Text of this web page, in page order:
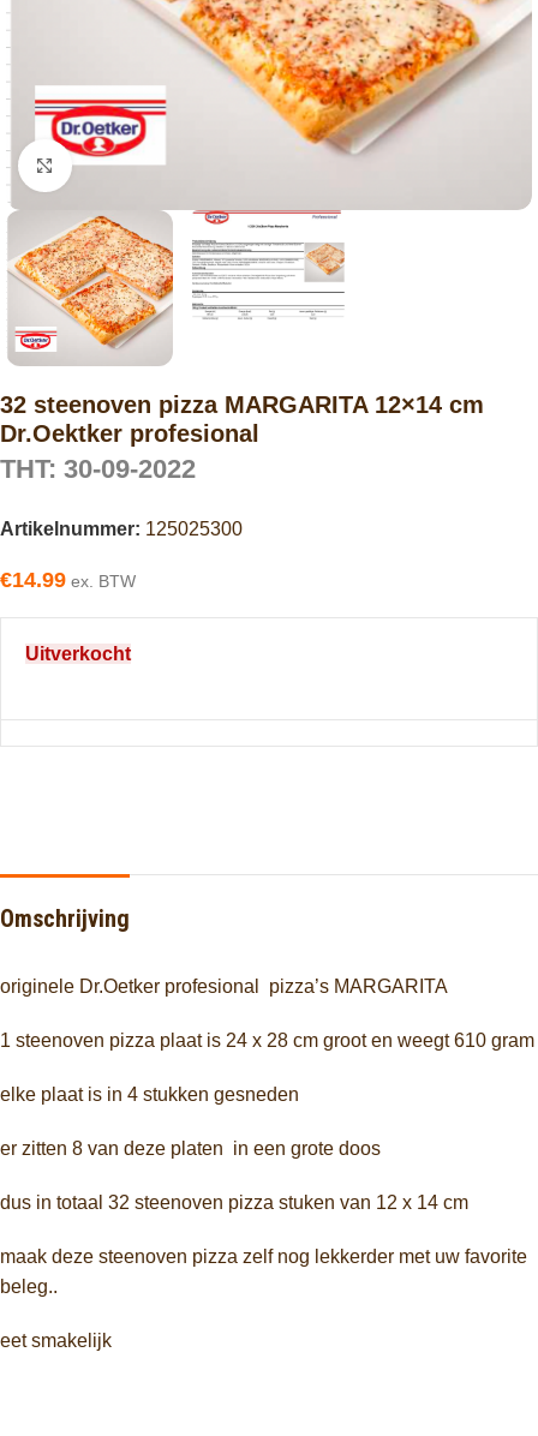
Click to enlarge
32 steenoven pizza MARGARITA 12×14 cm
Dr.Oektker profesional
THT: 30-09-2022
Artikelnummer: 125025300
€14.99 ex. BTW
Uitverkocht
Omschrijving
originele Dr.Oetker profesional pizza’s MARGARITA
1 steenoven pizza plaat is 24 x 28 cm groot en weegt 610 gram
elke plaat is in 4 stukken gesneden
er zitten 8 van deze platen in een grote doos
dus in totaal 32 steenoven pizza stuken van 12 x 14 cm
maak deze steenoven pizza zelf nog lekkerder met uw favorite
beleg..
eet smakelijk